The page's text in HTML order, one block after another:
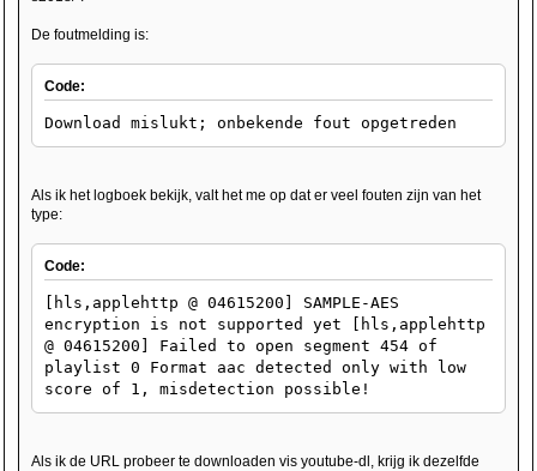
De foutmelding is:
Code:
Download mislukt; onbekende fout opgetreden
Als ik het logboek bekijk, valt het me op dat er veel fouten zijn van het
type:
Code:
[hls,applehttp @ 04615200] SAMPLE-AES
encryption is not supported yet [hls,applehttp
@ 04615200] Failed to open segment 454 of
playlist 0 Format aac detected only with low
score of 1, misdetection possible!
Als ik de URL probeer te downloaden vis youtube-dl, krijg ik dezelfde